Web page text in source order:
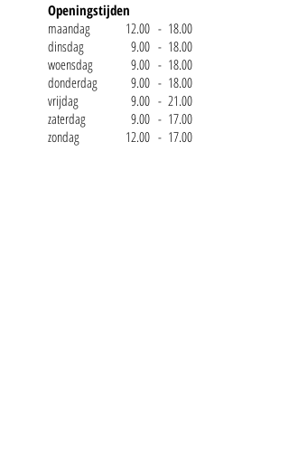
- 18.00
- 18.00
- 18.00
- 18.00
- 21.00
- 17.00
- 17.00
Openingstijden
maandag
dinsdag
woensdag
donderdag
vrijdag
zaterdag
zondag
12.00
9.00
9.00
9.00
9.00
9.00
12.00